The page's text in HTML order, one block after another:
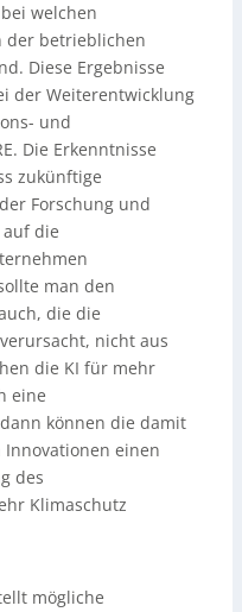
welchen
der betrieblichen
Diese Ergebnisse
der Weiterentwicklung
und
Die Erkenntnisse
zukünftige
Forschung und
die
man den
die die
nicht aus
die KI für mehr
eine
können die damit
einen
des
Klimaschutz
mögliche